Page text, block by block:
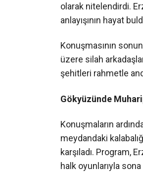
olarak nitelendirdi.
anlayışının hayat
Konuşmasının
üzere silah
şehitleri rahmetle
Gökyüzünde
Konuşmaların
meydandaki
karşıladı. Program,
halk oyunlarıyla